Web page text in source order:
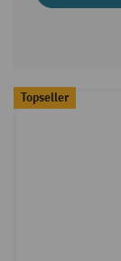
Topseller